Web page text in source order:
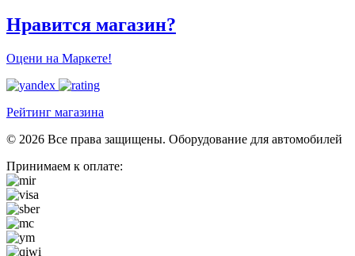
Нравится магазин?
Оцени на Маркете!
Рейтинг магазина
© 2026 Все права защищены. Оборудование для автомобилей
Принимаем к оплате: